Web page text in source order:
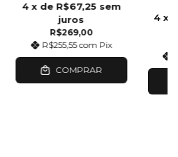
R$269,00
R$255,55com Pix
4 x de R$67,25 sem
juros
COMPRAR
4 x